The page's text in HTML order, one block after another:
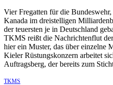
Vier Fregatten für die
Kanada im dreistelligen
der teuersten je in Deutschland
TKMS reißt die Nachrichtenflut
hier ein Muster, das über einzelne
Kieler Rüstungskonzern arbeitet
Auftragsberg, der bereits zum
TKMS